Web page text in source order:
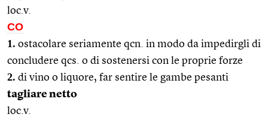
loc.v.
CO
1. ostacolare seriamente qcn. in modo da impedirgli di
concludere qcs. o di sostenersi con le proprie forze
2. di vino o liquore, far sentire le gambe pesanti
tagliare netto
loc.v.